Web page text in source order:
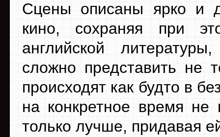
Сцены описаны ярко и
кино, сохраняя при
английской
сложно представить не
происходят как будто в
на конкретное время не
только лучше, придавая